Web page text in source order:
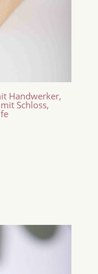
Handwerker,
Schloss,